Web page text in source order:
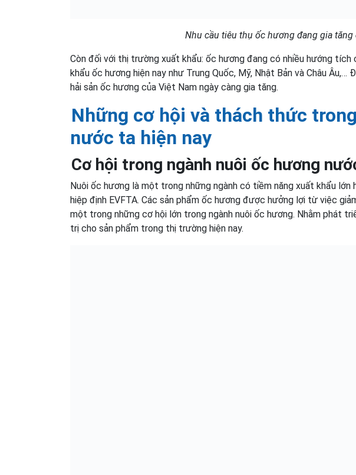
Nhu cầu tiêu thụ ốc hương đang gia tăng
Còn đối với thị trường xuất khẩu: ốc hương đang có nhiều hướng
khẩu ốc hương hiện nay như Trung Quốc, Mỹ, Nhật Bản và Châu
hải sản ốc hương của Việt Nam ngày càng gia tăng.
Những cơ hội và thách thức
nước ta hiện nay
Cơ hội trong ngành nuôi ốc hương
Nuôi ốc hương là một trong những ngành có tiềm năng xuất khẩu
hiệp định EVFTA. Các sản phẩm ốc hương được hưởng lợi từ việc
một trong những cơ hội lớn trong ngành nuôi ốc hương. Nhằm phát
trị cho sản phẩm trong thị trường hiện nay.